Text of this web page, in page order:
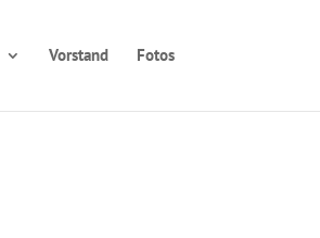
Vorstand Fotos